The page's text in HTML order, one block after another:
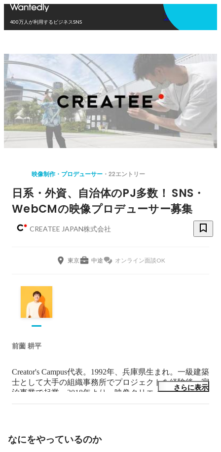
400万人が利用するビジネスSNS
アプリを使う
映像制作・プロデューサー 22エントリー
日系・外資、自治体のPJ多数！ SNS・
WebCMの映像プロデューサー募集
CREATEE JAPAN株式会社
東京 中途 オンライン面談OK
前薗 耕平
Creator's Campus代表。1992年、兵庫県生まれ。一級建築
士として大手の組織事務所でプロジェクトを経験後、宿
泊事業で起業。2018年より、映像クリエイターとして本
格始動。TikTokをはじめとする動画プラットフォーム
さらに表示
なにをやっているのか